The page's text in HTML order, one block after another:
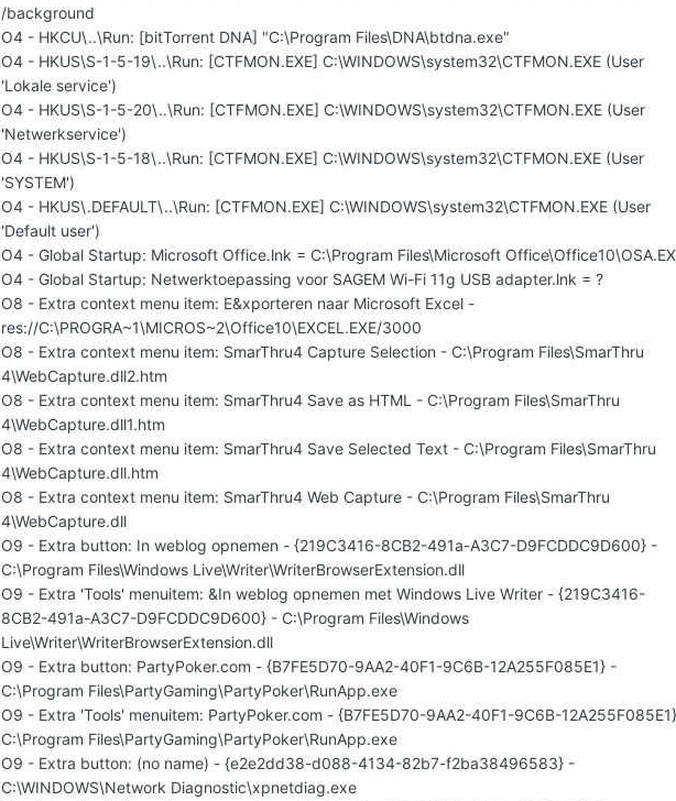
/background
O4 - HKCU\..\Run: [bitTorrent DNA] "C:\Program Files\DNA\btdna.exe"
O4 - HKUS\S-1-5-19\..\Run: [CTFMON.EXE] C:\WINDOWS\system32\CTFMON.EXE (User
'Lokale service')
O4 - HKUS\S-1-5-20\..\Run: [CTFMON.EXE] C:\WINDOWS\system32\CTFMON.EXE (User
'Netwerkservice')
O4 - HKUS\S-1-5-18\..\Run: [CTFMON.EXE] C:\WINDOWS\system32\CTFMON.EXE (User
'SYSTEM')
O4 - HKUS\.DEFAULT\..\Run: [CTFMON.EXE] C:\WINDOWS\system32\CTFMON.EXE (User
'Default user')
O4 - Global Startup: Microsoft Office.lnk = C:\Program Files\Microsoft
O4 - Global Startup: Netwerktoepassing voor SAGEM Wi-Fi 11g USB adapter.lnk = ?
O8 - Extra context menu item: E&xporteren naar Microsoft Excel -
res://C:\PROGRA~1\MICROS~2\Office10\EXCEL.EXE/3000
O8 - Extra context menu item: SmarThru4 Capture Selection - C:\Program Files\SmarThru
4\WebCapture.dll2.htm
O8 - Extra context menu item: SmarThru4 Save as HTML - C:\Program Files\SmarThru
4\WebCapture.dll1.htm
O8 - Extra context menu item: SmarThru4 Save Selected Text - C:\Program Files\SmarThru
4\WebCapture.dll.htm
O8 - Extra context menu item: SmarThru4 Web Capture - C:\Program Files\SmarThru
4\WebCapture.dll
O9 - Extra button: In weblog opnemen - {219C3416-8CB2-491a-A3C7-D9FCDDC9D600} -
C:\Program Files\Windows Live\Writer\WriterBrowserExtension.dll
O9 - Extra 'Tools' menuitem: &In weblog opnemen met Windows Live Writer - {219C3416-
8CB2-491a-A3C7-D9FCDDC9D600} - C:\Program Files\Windows
Live\Writer\WriterBrowserExtension.dll
O9 - Extra button: PartyPoker.com - {B7FE5D70-9AA2-40F1-9C6B-12A255F085E1} -
C:\Program Files\PartyGaming\PartyPoker\RunApp.exe
O9 - Extra 'Tools' menuitem: PartyPoker.com - {B7FE5D70-9AA2-40F1-9C6B-
C:\Program Files\PartyGaming\PartyPoker\RunApp.exe
O9 - Extra button: (no name) - {e2e2dd38-d088-4134-82b7-f2ba38496583} -
C:\WINDOWS\Network Diagnostic\xpnetdiag.exe